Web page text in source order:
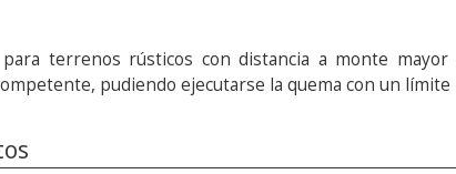
terrenos rústicos con distancia a monte
pudiendo ejecutarse la quema con un